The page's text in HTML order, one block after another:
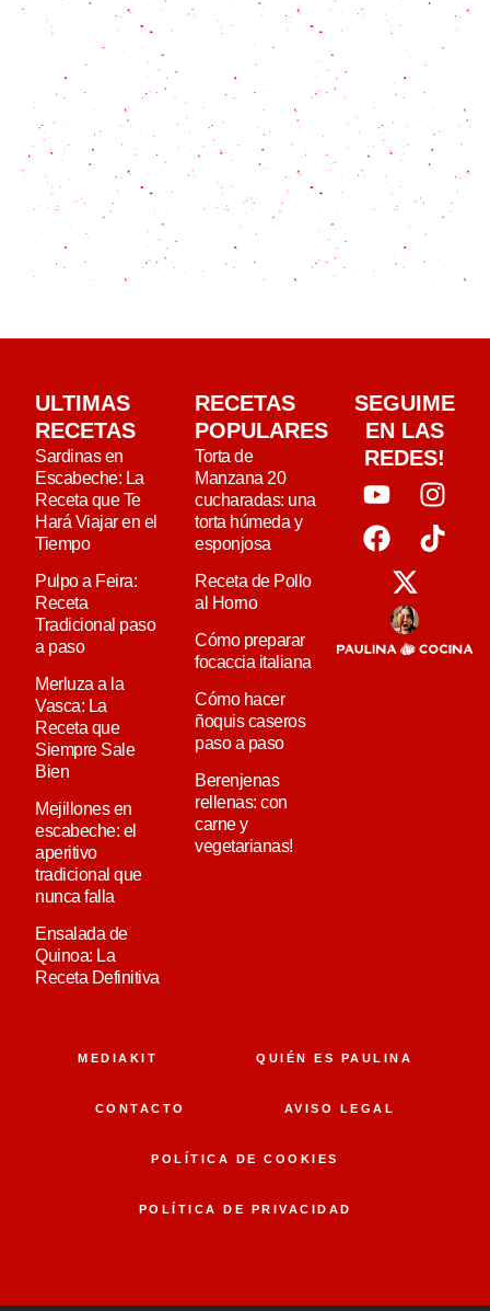
ULTIMAS
RECETAS
Sardinas en
Escabeche: La
Receta que Te
Hará Viajar en el
Tiempo
Pulpo a Feira:
Receta
Tradicional paso
a paso
Merluza a la
Vasca: La
Receta que
Siempre Sale
Bien
Mejillones en
escabeche: el
aperitivo
tradicional que
nunca falla
Ensalada de
Quinoa: La
Receta Definitiva
RECETAS
POPULARES
Torta de
Manzana 20
cucharadas: una
torta húmeda y
esponjosa
Receta de Pollo
al Horno
Cómo preparar
focaccia italiana
Cómo hacer
ñoquis caseros
paso a paso
Berenjenas
rellenas: con
carne y
vegetarianas!
SEGUIME
EN LAS
REDES!
MEDIAKIT QUIÉN ES PAULINA
CONTACTO AVISO LEGAL
POLÍTICA DE COOKIES
POLÍTICA DE PRIVACIDAD